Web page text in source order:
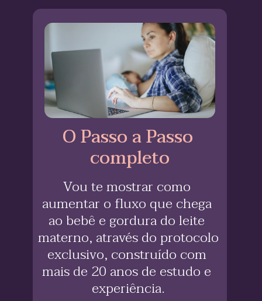
O Passo a Passo
completo
Vou te mostrar como
aumentar o fluxo que chega
ao bebê e gordura do leite
materno, através do protocolo
exclusivo, construído com
mais de 20 anos de estudo e
experiência.